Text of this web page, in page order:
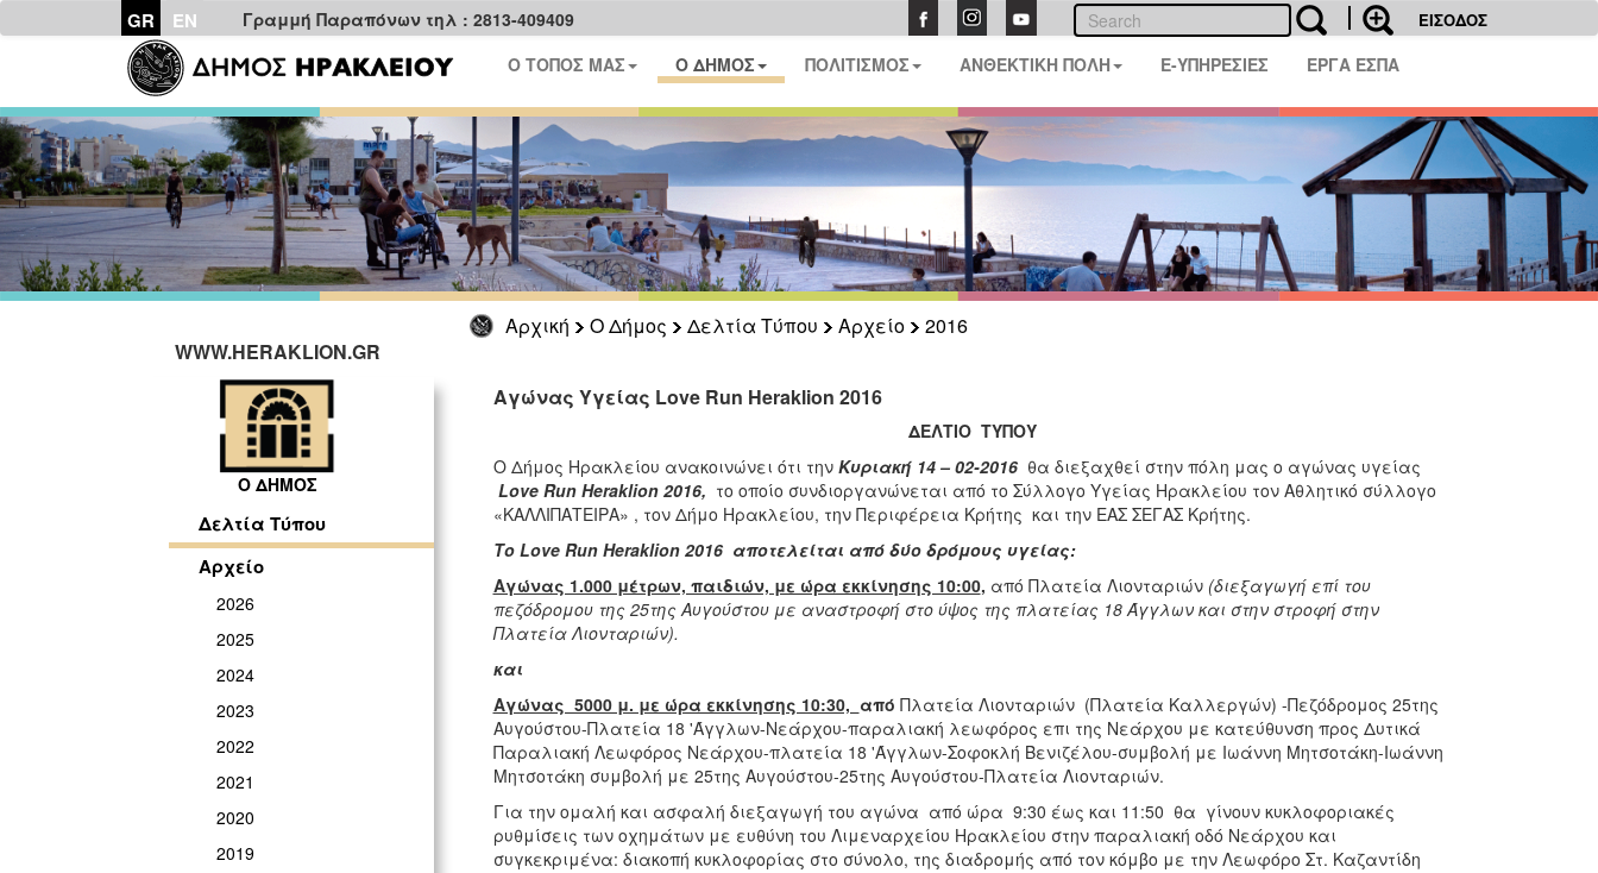
GR EN Γραμμή Παραπόνων τηλ : 2813-409409 ΕΙΣΟΔΟΣ
Ο ΤΟΠΟΣ ΜΑΣ Ο ΔΗΜΟΣ ΠΟΛΙΤΙΣΜΟΣ ΑΝΘΕΚΤΙΚΗ ΠΟΛΗ E-ΥΠΗΡΕΣΙΕΣ ΕΡΓΑ ΕΣΠΑ
Αρχική Ο Δήμος Δελτία Τύπου Αρχείο
2016
WWW.HERAKLION.GR
Ο ΔΗΜΟΣ
Δελτία Τύπου
Αρχείο
2026
2025
2024
2023
2022
2021
2020
2019
Aγώνας Yγείας Love Run Heraklion 2016
ΔΕΛΤΙΟ ΤΥΠΟΥ
Ο Δήμος Ηρακλείου ανακοινώνει ότι την Κυριακή 14 – 02-2016θα διεξαχθεί στην πόλη μας ο αγώνας υγείας
Love Run Heraklion2016, το οποίο συνδιοργανώνεται από το Σύλλογο Υγείας Ηρακλείου τον Αθλητικό σύλλογο
«ΚΑΛΛΙΠΑΤΕΙΡΑ» , τον Δήμο Ηρακλείου, την Περιφέρεια Κρήτης και την ΕΑΣ ΣΕΓΑΣ Κρήτης.
Το Love Run Heraklion2016 αποτελείται από δύο δρόμους υγείας:
Αγώνας 1.000 μέτρων, παιδιών, με ώρα εκκίνησης 10:00, από Πλατεία Λιονταριών (διεξαγωγή επί του
πεζόδρομου της 25της Αυγούστου με αναστροφή στο ύψος της πλατείας 18 Άγγλων και στην στροφή στην
Πλατεία Λιονταριών).
και
Αγώνας 5000 μ. με ώρα εκκίνησης 10:30, από Πλατεία Λιονταριών (Πλατεία Καλλεργών) -Πεζόδρομος 25της
Αυγούστου-Πλατεία 18 'Άγγλων-Νεάρχου-παραλιακή λεωφόρος επι της Νεάρχου με κατεύθυνση προς Δυτικά
Παραλιακή Λεωφόρος Νεάρχου-πλατεία 18 'Άγγλων-Σοφοκλή Βενιζέλου-συμβολή με Ιωάννη Μητσοτάκη-Ιωάννη
Μητσοτάκη συμβολή με 25της Αυγούστου-25της Αυγούστου-Πλατεία Λιονταριών.
Για την ομαλή και ασφαλή διεξαγωγή του αγώνα από ώρα 9:30 έως και 11:50 θα γίνουν κυκλοφοριακές
ρυθμίσεις των οχημάτων με ευθύνη του Λιμεναρχείου Ηρακλείου στην παραλιακή οδό Νεάρχου και
συγκεκριμένα: διακοπή κυκλοφορίας στο σύνολο, της διαδρομής από τον κόμβο με την Λεωφόρο Στ. Καζαντίδη